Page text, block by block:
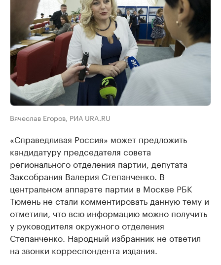
Вячеслав Егоров, РИА URA.RU
«Справедливая Россия» может предложить
кандидатуру председателя совета
регионального отделения партии, депутата
Заксобрания Валерия Степанченко. В
центральном аппарате партии в Москве РБК
Тюмень не стали комментировать данную тему и
отметили, что всю информацию можно получить
у руководителя окружного отделения
Степанченко. Народный избранник не ответил
на звонки корреспондента издания.